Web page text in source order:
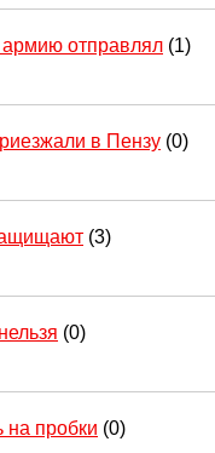
отправлял (1)
в Пензу (0)
(3)
(0)
пробки (0)